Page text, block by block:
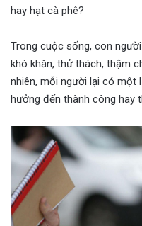
hay hạt cà phê?
Trong cuộc sống, con
khó khăn, thử thách, thậm
nhiên, mỗi người lại có một
hưởng đến thành công hay